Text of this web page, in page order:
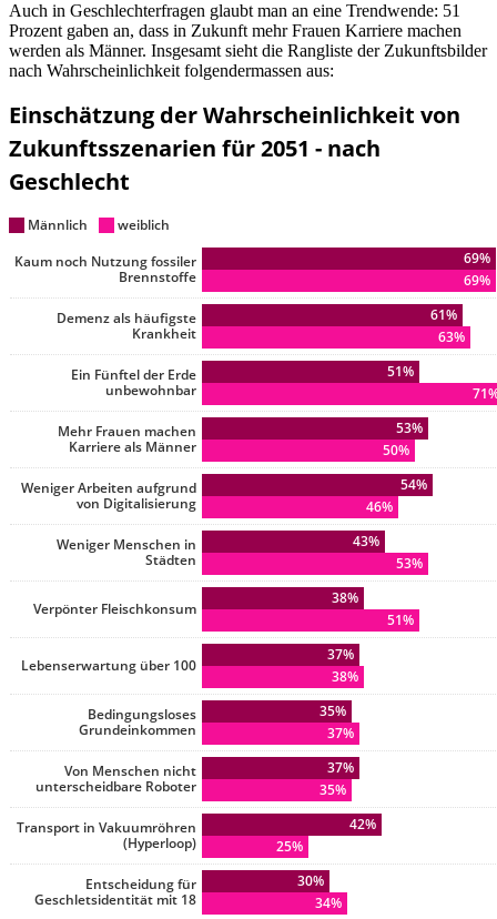
Auch in Geschlechterfragen glaubt man an eine Trendwende: 51
Prozent gaben an, dass in Zukunft mehr Frauen Karriere machen
werden als Männer. Insgesamt sieht die Rangliste der Zukunftsbilder
nach Wahrscheinlichkeit folgendermassen aus: